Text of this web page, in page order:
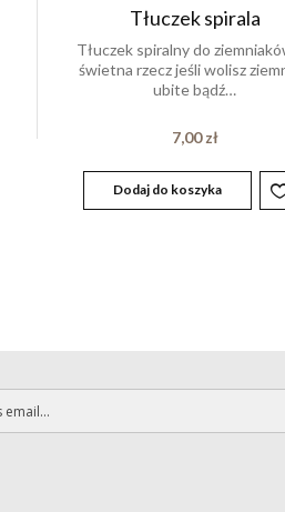
Tłuczek spirala
Tłuczek spiralny do
świetna rzecz jeśli wolisz
ubite bądź…
7,00zł
Dodaj do koszyka